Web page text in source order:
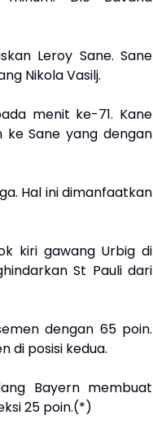
Leroy Sane. Sane
Nikola Vasilj.
menit ke-71. Kane
Sane yang dengan
Hal ini dimanfaatkan
kiri gawang Urbig di
St Pauli dari
dengan 65 poin.
di posisi kedua.
Bayern membuat
25 poin.(*)